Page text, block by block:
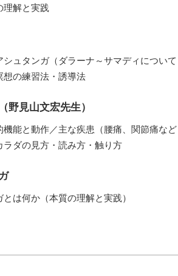
理解と実践
シュタンガ（ダラーナ～サマディについ
想の練習法・誘導法
野見山文宏先生）
機能と動作／主な疾患（腰痛、関節痛な
ラダの見方・読み方・触り方
とは何か（本質の理解と実践）